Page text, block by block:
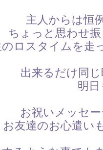
主人からは恒
ちょっと思わせ
のロスタイムを走
出来るだけ同
明
お祝いメッセ
お友達のお心遣い